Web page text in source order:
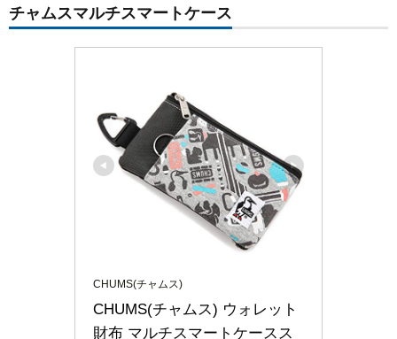
チャムスマルチスマートケース
CHUMS(チャムス)
CHUMS(チャムス) ウォレット
財布 マルチスマートケースス